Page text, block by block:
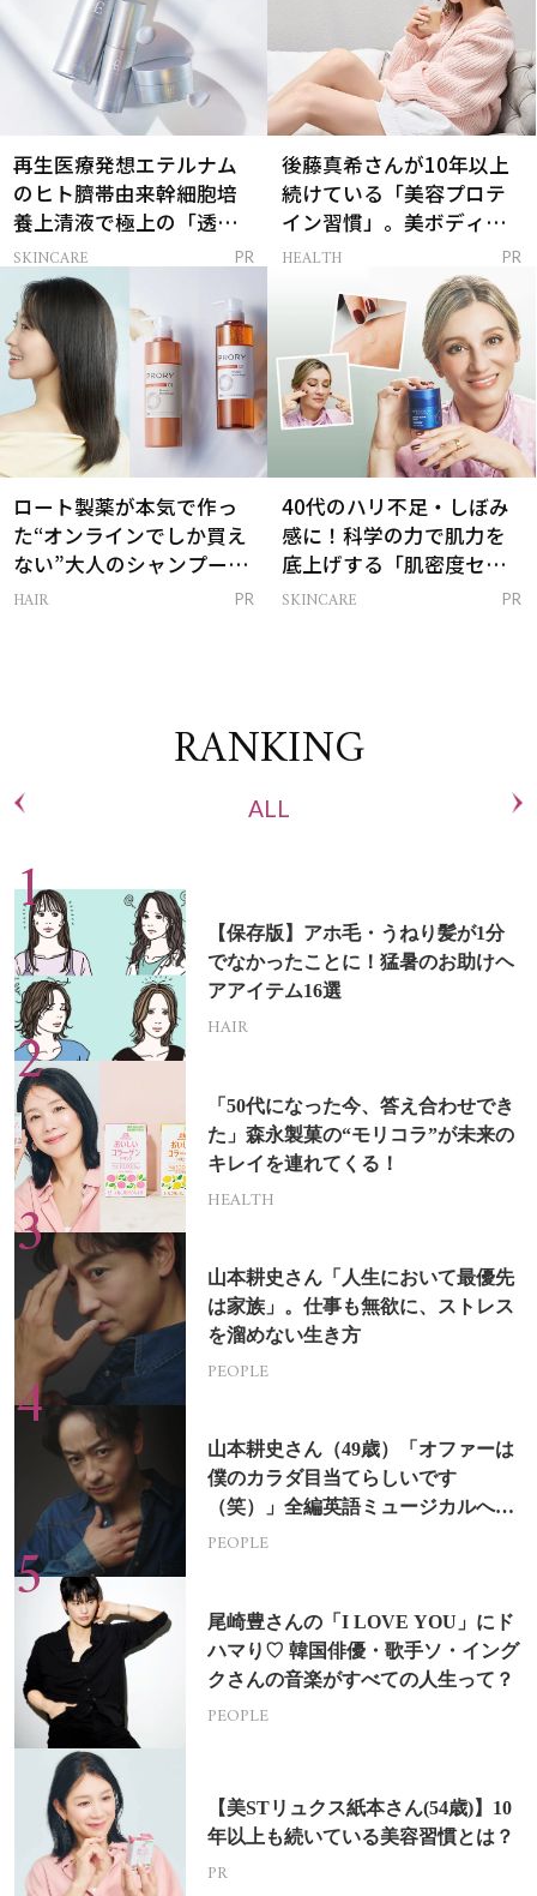
再生医療発想エテルナム
のヒト臍帯由来幹細胞培
養上清液で極上の「透明
感ハリ肌」へ
SKINCARE PR
後藤真希さんが10年以上
続けている「美容プロテ
イン習慣」。美ボディを
支える朝ルーティンと
HEALTH PR
ロート製薬が本気で作っ
た“オンラインでしか買え
ない”大人のシャンプー＆
トリートメントって？
HAIR PR
40代のハリ不足・しぼみ
感に！科学の力で肌力を
底上げする「肌密度セラ
ム」
SKINCARE PR
RANKING
ALL
【保存版】アホ毛・うねり髪が1分
でなかったことに！猛暑のお助けヘ
アアイテム16選
HAIR
「50代になった今、答え合わせでき
た」森永製菓の“モリコラ”が未来の
キレイを連れてくる！
HEALTH
山本耕史さん「人生において最優先
は家族」。仕事も無欲に、ストレス
を溜めない生き方
PEOPLE
山本耕史さん（49歳）「オファーは
僕のカラダ目当てらしいです
（笑）」全編英語ミュージカルへの
挑戦
PEOPLE
尾崎豊さんの「I LOVE YOU」にド
ハマり♡ 韓国俳優・歌手ソ・イング
クさんの音楽がすべての人生って？
PEOPLE
【美STリュクス紙本さん(54歳)】10
年以上も続いている美容習慣とは？
PR